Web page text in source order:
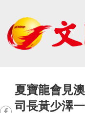
夏寶龍會見
司長黃少澤